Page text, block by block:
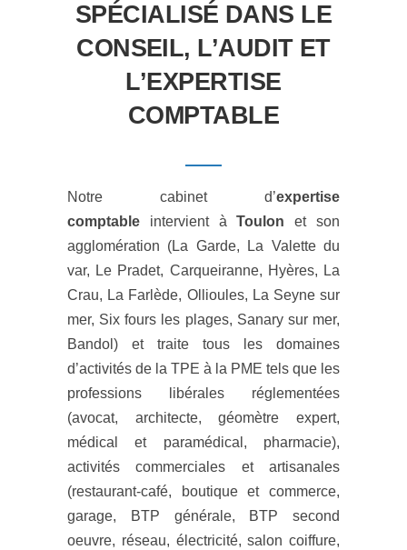
SPÉCIALISÉ DANS LE
CONSEIL, L’AUDIT ET
L’EXPERTISE
COMPTABLE
Notre cabinet d’expertise
comptable intervient à Toulon et son
agglomération (La Garde, La Valette du
var, Le Pradet, Carqueiranne, Hyères, La
Crau, La Farlède, Ollioules, La Seyne sur
mer, Six fours les plages, Sanary sur mer,
Bandol) et traite tous les domaines
d’activités de la TPE à la PME tels que les
professions libérales réglementées
(avocat, architecte, géomètre expert,
médical et paramédical, pharmacie),
activités commerciales et artisanales
(restaurant-café, boutique et commerce,
garage, BTP générale, BTP second
oeuvre, réseau, électricité, salon coiffure,